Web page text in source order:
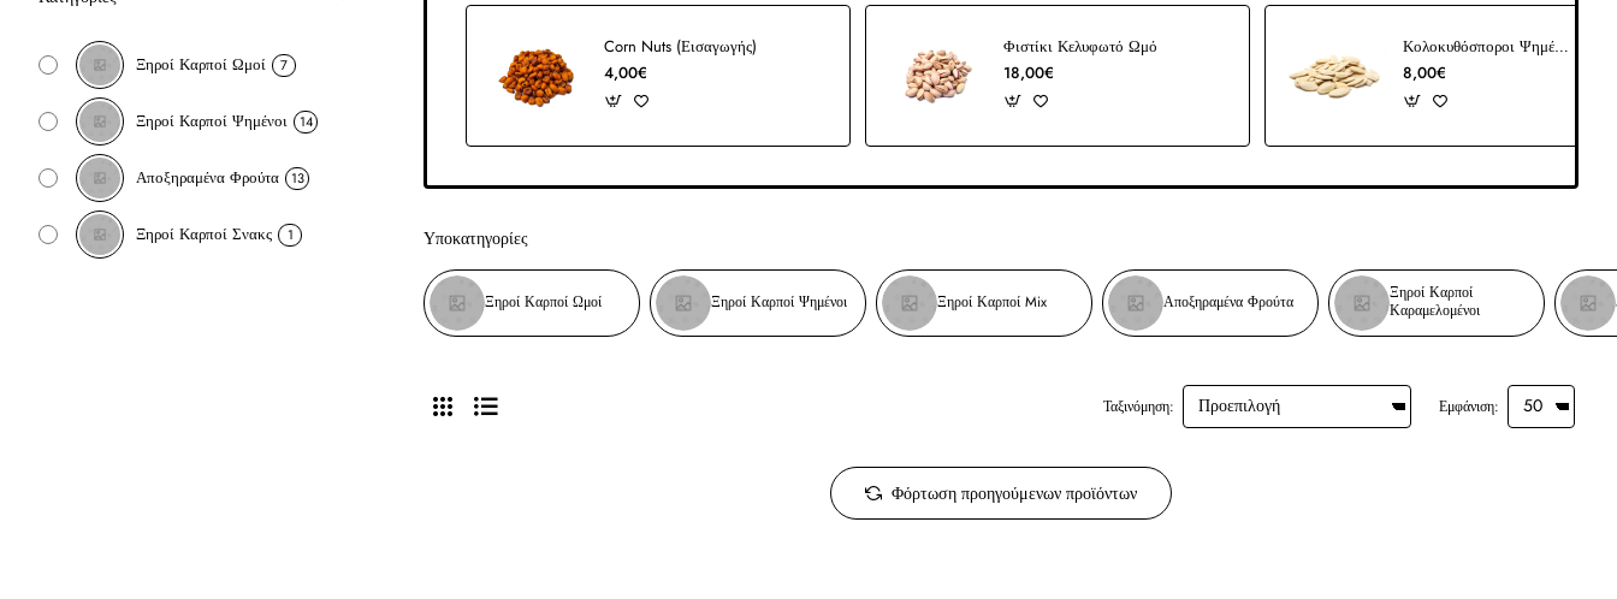
Ξηροί Καρποί Ωμοί 7
Ξηροί Καρποί Ψημένοι 14
Αποξηραμένα Φρούτα 13
Ξηροί Καρποί Σνακς 1
Corn Nuts (Εισαγωγής)
4,00€
Φιστίκι Κελυφωτό Ωμό
18,00€
Κολοκυθόσποροι Ψημένοι χωρίς Αλάτι
8,00€
Υποκατηγορίες
Ξηροί Καρποί Ωμοί Ξηροί Καρποί Ψημένοι Ξηροί Καρποί Mix Αποξηραμένα Φρούτα
Ξηροί Καρποί
Καραμελομένοι
Ταξινόμηση: Εμφάνιση:
Φόρτωση προηγούμενων προϊόντων